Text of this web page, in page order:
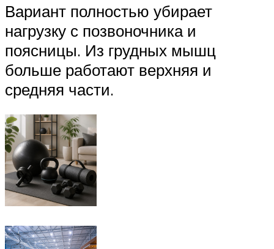
Вариант полностью убирает
нагрузку с позвоночника и
поясницы. Из грудных мышц
больше работают верхняя и
средняя части.